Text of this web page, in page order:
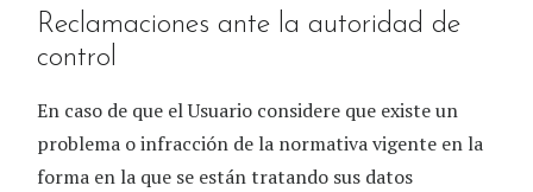
Reclamaciones ante la autoridad de
control
En caso de que el Usuario considere que existe un
problema o infracción de la normativa vigente en la
forma en la que se están tratando sus datos